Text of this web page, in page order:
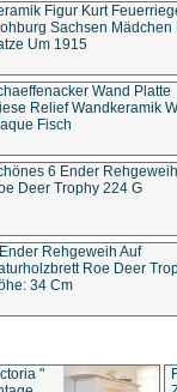
Figur Kurt
Sachsen Mädchen
Um 1915
Wand Platte
Relief Wandkeramik
Fisch
6 Ender Rehgeweih
Deer Trophy 224 G
Rehgeweih Auf
Roe Deer
34 Cm
"